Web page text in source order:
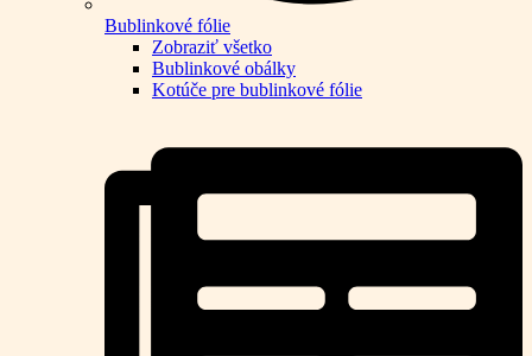
Bublinkové fólie
Zobraziť všetko
Bublinkové obálky
Kotúče pre bublinkové fólie